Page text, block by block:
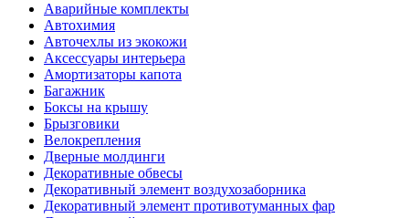
Аварийные комплекты
Автохимия
Авточехлы из экокожи
Аксессуары интерьера
Амортизаторы капота
Багажник
Боксы на крышу
Брызговики
Велокрепления
Дверные молдинги
Декоративные обвесы
Декоративный элемент воздухозаборника
Декоративный элемент противотуманных фар